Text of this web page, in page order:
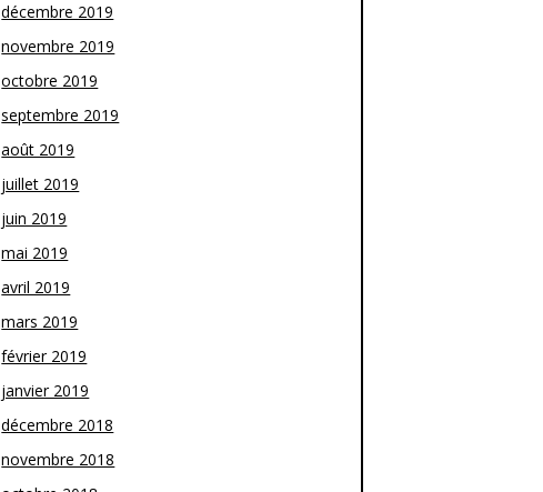
décembre 2019
novembre 2019
octobre 2019
septembre 2019
août 2019
juillet 2019
juin 2019
mai 2019
avril 2019
mars 2019
février 2019
janvier 2019
décembre 2018
novembre 2018